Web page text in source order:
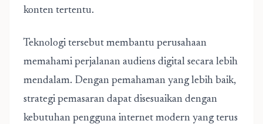
konten tertentu.
Teknologi tersebut membantu perusahaan
memahami perjalanan audiens digital secara lebih
mendalam. Dengan pemahaman yang lebih baik,
strategi pemasaran dapat disesuaikan dengan
kebutuhan pengguna internet modern yang terus